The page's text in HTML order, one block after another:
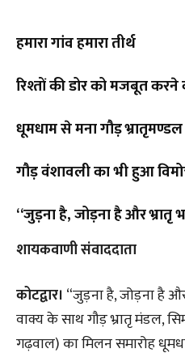
हमारा गांव हमारा तीर्थ
रिश्तों की डोर को मजबूत
धूमधाम से मना गौड़
गौड़ वंशावली का भी हुआ
“जुड़ना है, जोड़ना है और भ्रातृ
शायकवाणी संवाददाता
कोटद्वार। “जुड़ना है, जोड़ना है
वाक्य के साथ गौड़ भ्रातृ मंडल,
गढ़वाल) का मिलन समारोह